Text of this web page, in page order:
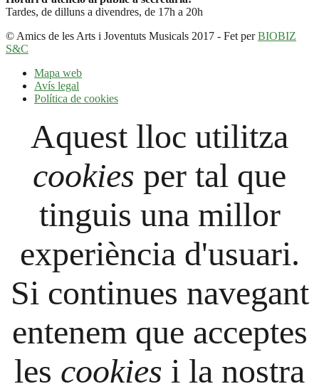
Tardes, de dilluns a divendres, de 17h a 20h
© Amics de les Arts i Joventuts Musicals 2017 - Fet perBIOBIZ
S&C
Mapa web
Avís legal
Política de cookies
Aquest lloc utilitza
cookies per tal que
tinguis una millor
experiència d'usuari.
Si continues navegant
entenem que acceptes
les cookies i la nostra